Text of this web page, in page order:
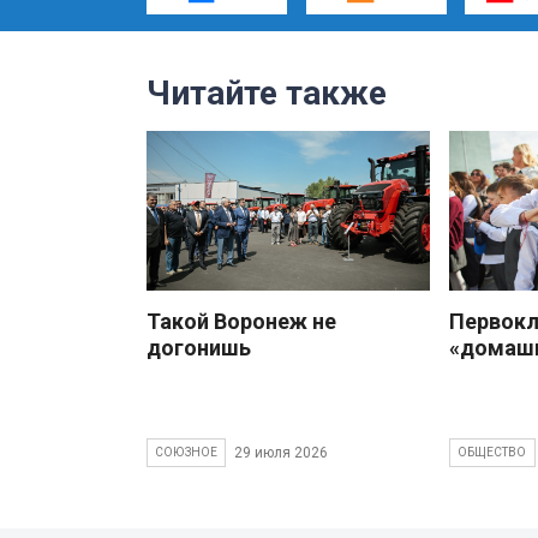
Читайте также
Такой Воронеж не
догонишь
СОЮЗНОЕ 29 июля 2026 ОБЩЕСТВО